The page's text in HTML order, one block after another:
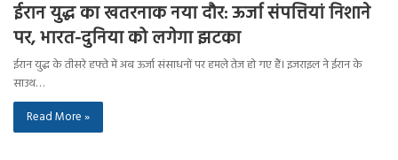
ईरान युद्ध का खतरनाक नया दौर: ऊर्जा संपत्तियां निशाने
पर, भारत-दुनिया को लगेगा झटका
ईरान युद्ध के तीसरे हफ्ते में अब ऊर्जा संसाधनों पर हमले तेज हो गए हैं। इजराइल ने ईरान के
साउथ…
Read More »